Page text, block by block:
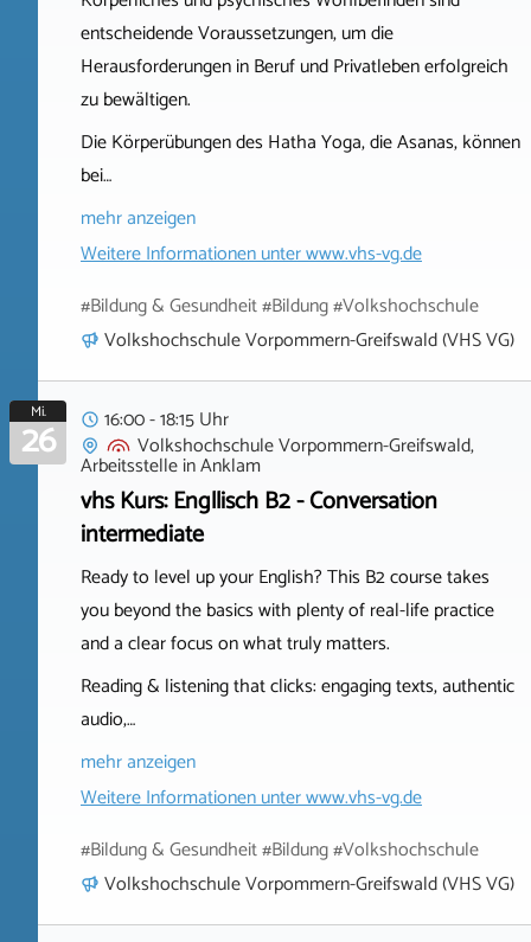
entscheidende Voraussetzungen, um die
Herausforderungen in Beruf und Privatleben erfolgreich
zu bewältigen.
Die Körperübungen des Hatha Yoga, die Asanas, können
bei…
mehr anzeigen
Weitere Informationen unterwww.vhs-vg.de
#Bildung & Gesundheit #Bildung #Volkshochschule
Volkshochschule Vorpommern-Greifswald (VHS VG)
Mi.
26
16:00 - 18:15 Uhr
Volkshochschule Vorpommern-Greifswald,
ArbeitsstelleinAnklam
vhs Kurs: Engllisch B2 - Conversation
intermediate
Ready to level up your English? This B2 course takes
you beyond the basics with plenty of real-life practice
and a clear focus on what truly matters.
Reading & listening that clicks: engaging texts, authentic
audio,…
mehr anzeigen
Weitere Informationen unterwww.vhs-vg.de
#Bildung & Gesundheit #Bildung #Volkshochschule
Volkshochschule Vorpommern-Greifswald (VHS VG)